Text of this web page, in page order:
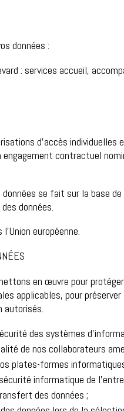
données :
: services accueil,
d’accès
contractuel
se fait sur la base
données.
européenne.
en œuvre pour
applicables, pour
autorisés.
des systèmes
de nos collaborateurs
plates-formes
informatique de
des données ;